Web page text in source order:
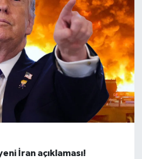
İran açıklaması!